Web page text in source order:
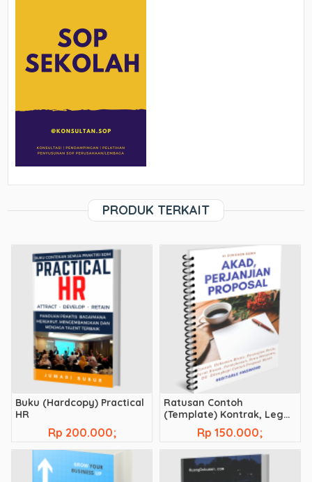
PRODUK TERKAIT
Buku (Hardcopy) Practical
HR
Rp 200.000;
Ratusan Contoh
(Template) Kontrak, Legal,
Akad, Perjanjian Bisnis, dll
Rp 150.000;